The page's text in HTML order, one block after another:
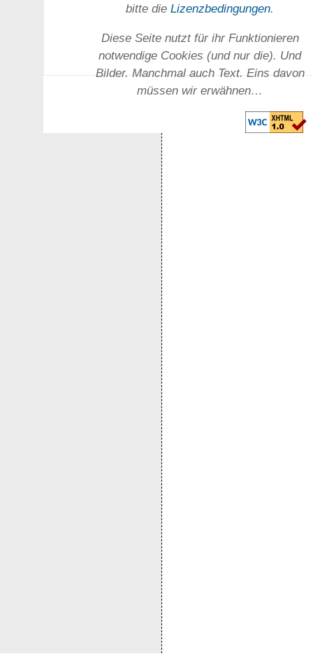
bitte dieLizenz­bedingungen.
Diese Seite nutzt für ihr Funktionieren
notwendige Cookies (und nur die). Und
Bilder. Manchmal auch Text. Eins davon
müssen wir erwähnen…